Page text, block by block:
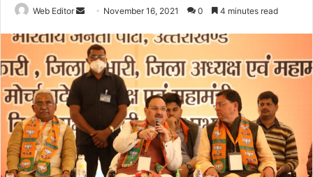
Web Editor
n
d
a
m
i
November 16, 2021 0 4 minutes read